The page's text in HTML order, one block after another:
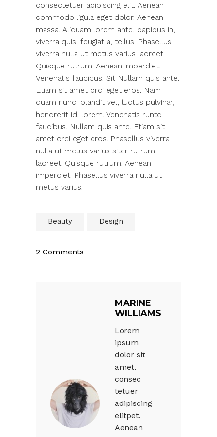
consectetuer adipiscing elit. Aenean
commodo ligula eget dolor. Aenean
massa. Aliquam lorem ante, dapibus in,
viverra quis, feugiat a, tellus. Phasellus
viverra nulla ut metus varius laoreet.
Quisque rutrum. Aenean imperdiet.
Venenatis faucibus. Sit Nullam quis ante.
Etiam sit amet orci eget eros. Nam
quam nunc, blandit vel, luctus pulvinar,
hendrerit id, lorem. Venenatis runtq
faucibus. Nullam quis ante. Etiam sit
amet orci eget eros. Phasellus viverra
nulla ut metus varius siter rutrum
laoreet. Quisque rutrum. Aenean
imperdiet. Phasellus viverra nulla ut
metus varius.
Beauty Design
2 Comments
MARINE
WILLIAMS
Lorem
ipsum
dolor sit
amet,
consec
tetuer
adipiscing
elitpet.
Aenean